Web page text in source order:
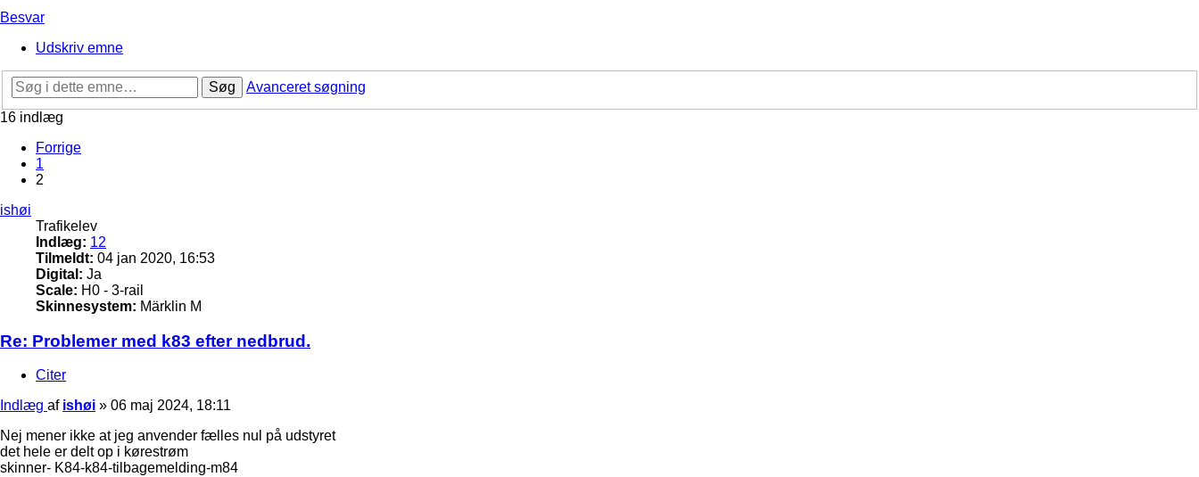
Besvar
Udskriv emne
Søg
Avanceret søgning
16 indlæg
Forrige
1
2
ishøi
Trafikelev
Indlæg: 12
Tilmeldt: 04 jan 2020, 16:53
Digital: Ja
Scale: H0 - 3-rail
Skinnesystem: Märklin M
Re: Problemer med k83 efter nedbrud.
Citer
Indlæg af ishøi » 06 maj 2024, 18:11
Nej mener ikke at jeg anvender fælles nul på udstyret
det hele er delt op i kørestrøm
skinner- K84-k84-tilbagemelding-m84